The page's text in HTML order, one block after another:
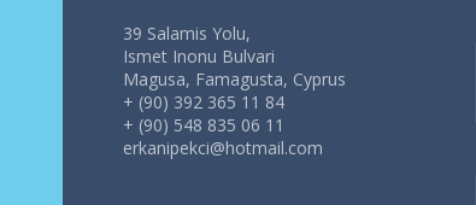
39 Salamis Yolu,
Ismet Inonu Bulvari
Magusa, Famagusta, Cyprus
+ (90) 392 365 11 84
+ (90) 548 835 06 11
erkanipekci@hotmail.com